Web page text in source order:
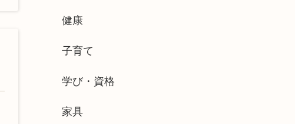
健康
子育て
学び・資格
家具